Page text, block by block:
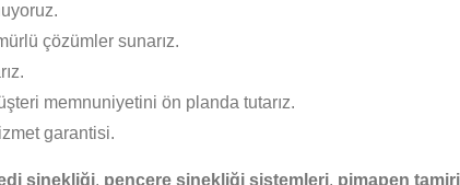
çözümler sunarız.
memnuniyetini ön planda tutarız.
garantisi.
sinekliği, pencere sinekliği sistemleri, pimapen tamiri